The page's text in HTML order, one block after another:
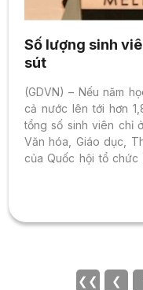
Số lượng sinh
sút
(GDVN) – Nếu năm
cả nước lên tới hơn
tổng số sinh viên chỉ
Văn hóa, Giáo dục,
của Quốc hội tổ chức
thảo có Đại tướng Đỗ
Thủ tướng Vũ Đức
tạo Phùng Xuân Nhạ...
❮❮ ❮